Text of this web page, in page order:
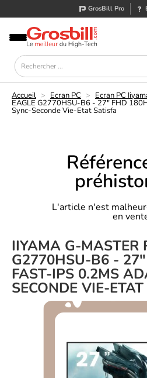
GrosBill Pro
Accueil > Ecran PC > Ecran PC
EAGLE G2770HSU-B6 - 27" FHD
Sync-Seconde Vie-Etat Satisfa
L'article n'est
en
IIYAMA G-MASTER
G2770HSU-B6 -
FAST-IPS 0.2MS
SECONDE VIE-